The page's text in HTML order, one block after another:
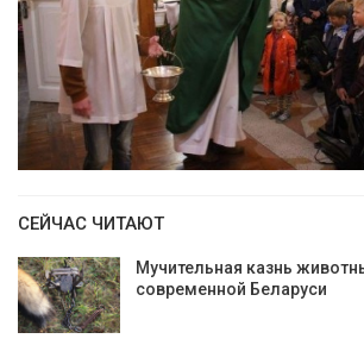
СЕЙЧАС ЧИТАЮТ
Мучительная казнь
современной Беларуси